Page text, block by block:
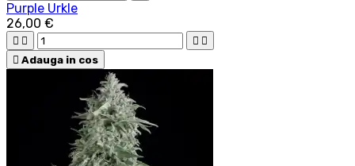
Purple Urkle
26,00 €
   
 Adauga in cos